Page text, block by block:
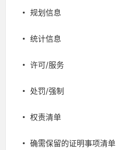
规划信息
统计信息
许可/服务
处罚/强制
权责清单
确需保留的证明事项清单